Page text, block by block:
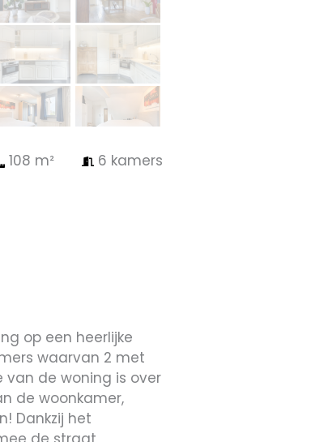
108 m² 6 kamers
op een heerlijke
waarvan 2 met
van de woning is over
de woonkamer,
Dankzij het